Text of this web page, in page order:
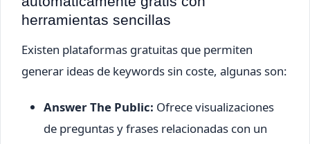
herramientas sencillas
Existen plataformas gratuitas que permiten
generar ideas de keywords sin coste, algunas son:
Answer The Public: Ofrece visualizaciones
de preguntas y frases relacionadas con un